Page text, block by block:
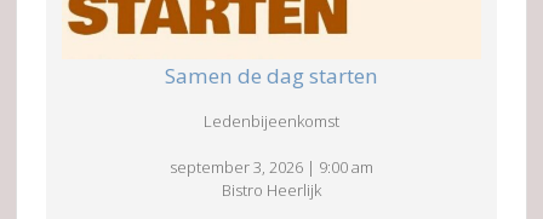
Samen de dag starten
Ledenbijeenkomst
september 3, 2026 | 9:00 am
Bistro Heerlijk